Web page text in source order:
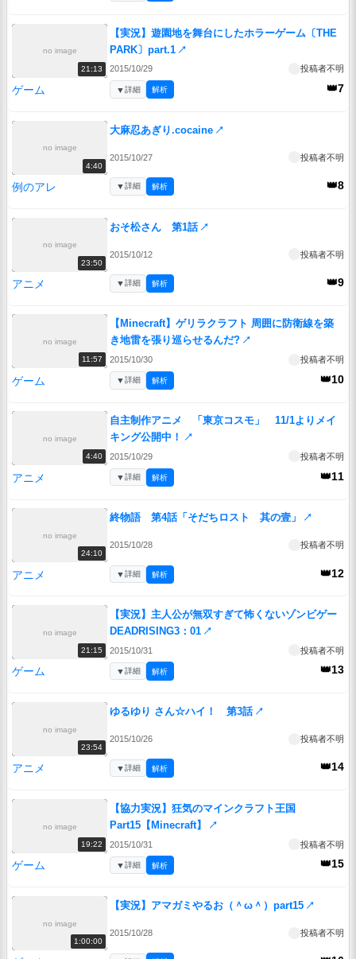
no image
21:13
【実況】遊園地を舞台にしたホラーゲーム〔THE
PARK〕part.1 ↗
2015/10/29 投稿者不明
ゲーム 👑7
▼詳細 解析
no image
4:40
大麻忍あぎり.cocaine ↗
2015/10/27 投稿者不明
例のアレ 👑8
▼詳細 解析
no image
23:50
おそ松さん 第1話 ↗
2015/10/12 投稿者不明
アニメ 👑9
▼詳細 解析
no image
11:57
【Minecraft】ゲリラクラフト 周囲に防衛線を築
き地雷を張り巡らせるんだ? ↗
2015/10/30 投稿者不明
ゲーム 👑10
▼詳細 解析
no image
4:40
自主制作アニメ 「東京コスモ」 11/1よりメイ
キング公開中！
↗
2015/10/29 投稿者不明
アニメ 👑11
▼詳細 解析
no image
24:10
終物語 第4話「そだちロスト 其の壹」 ↗
2015/10/28 投稿者不明
アニメ 👑12
▼詳細 解析
no image
21:15
【実況】主人公が無双すぎて怖くないゾンビゲー
DEADRISING3：01 ↗
2015/10/31 投稿者不明
ゲーム 👑13
▼詳細 解析
no image
23:54
ゆるゆり さん☆ハイ！ 第3話 ↗
2015/10/26 投稿者不明
アニメ 👑14
▼詳細 解析
no image
19:22
【協力実況】狂気のマインクラフト王国
Part15【Minecraft】
↗
2015/10/31 投稿者不明
ゲーム 👑15
▼詳細 解析
no image
1:00:00
【実況】アマガミやるお（＾ω＾）part15 ↗
2015/10/28 投稿者不明